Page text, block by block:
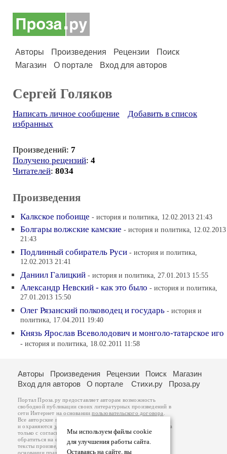
Авторы Произведения Рецензии
Поиск
Магазин
О портале Вход для авторов
Сергей Голяков
Написать личное сообщение
Добавить в список
избранных
Произведений: 7
Получено рецензий: 4
Читателей: 8034
Произведения
Калкское побоище - история и политика, 12.02.2013 21:43
Болгары волжские камские - история и политика, 12.02.2013
21:43
Подлинный собиратель Руси - история и политика,
12.02.2013 21:41
Даниил Галицкий - история и политика, 27.01.2013 15:55
Александр Невский - как это было - история и политика,
27.01.2013 15:50
Олег Рязанский полководец и государь - история и
политика, 17.04.2011 19:40
Князь Ярослав Всеволодович и монголо-татарское иго
- история и политика, 18.02.2011 11:58
Мы используем файлы cookie
для улучшения работы сайта.
Оставаясь на сайте, вы
Авторы Произведения Рецензии Поиск
Магазин
Вход для авторов
О портале Стихи.ру Проза.ру
Портал Проза.ру предоставляет авторам возможность
свободной публикации своих литературных произведений в
сети Интернет на основаниипользовательского договора
Все авторские права на произведения принадлежат авторам
и охраняются законом
. Перепечатка произведений возможна
только с согласия его автора, к которому вы можете
обратиться на его авторской странице. Ответственность за
тексты произведений авторы несут самостоятельно на
основанииправил публикацииизаконодательства